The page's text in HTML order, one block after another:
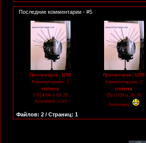
Последние комментарии - #5
Просмотров: 1290
Комментариев: 2
rioterra
07/14/06 в 03:28
Анонимно: cool
Просмотров: 1290
Комментариев: 2
rioterra
05/17/06 в 20:28
Анонимно:
Файлов: 2 / Страниц: 1